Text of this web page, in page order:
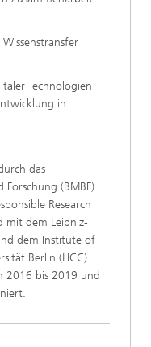
Technologien
in
das
(BMBF)
Research
mit dem Leibniz-
dem Institute of
Berlin (HCC)
2016 bis 2019 und